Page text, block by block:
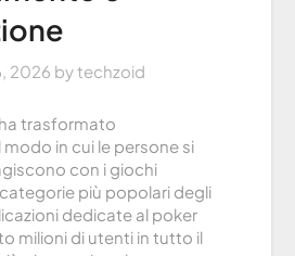
2026 bytechzoid
trasformato
in cui le persone si
con i giochi
più popolari degli
dedicate al poker
milioni di utenti in tutto il